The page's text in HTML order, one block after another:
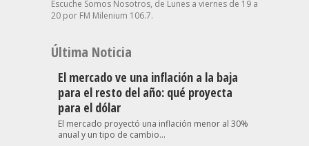
Escuche Somos Nosotros, de Lunes a viernes de 19 a
20 por FM Milenium 106.7.
Última Noticia
El mercado ve una inflación a la baja
para el resto del año: qué proyecta
para el dólar
El mercado proyectó una inflación menor al 30%
anual y un tipo de cambio...